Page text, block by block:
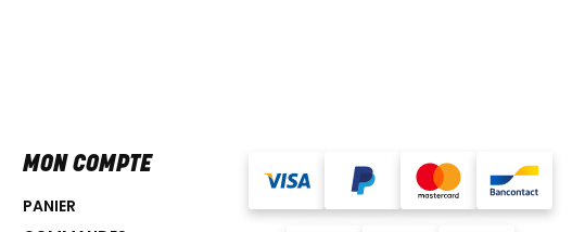
MON COMPTE
PANIER